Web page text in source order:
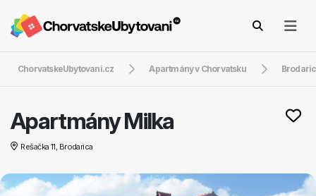
ChorvatskeUbytovani.cz Apartmány v Chorvatsku
Apartmány Milka
Rešačka 11, Brodarica